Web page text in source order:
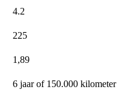
4.2
225
1,89
6 jaar of 150.000 kilometer